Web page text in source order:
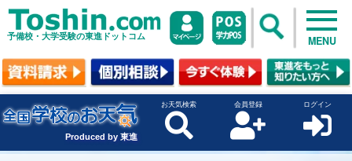
予備校・大学受験の東進ドットコム MENU
Produced by 東進
お天気検索 会員登録 ログイン